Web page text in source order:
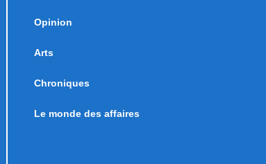
Opinion
Arts
Chroniques
Le monde des affaires